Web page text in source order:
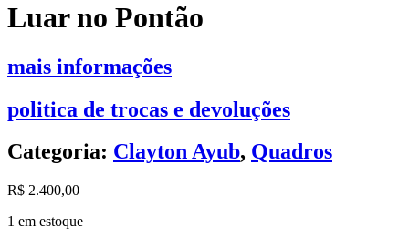
Luar no Pontão
mais informações
politica de trocas e devoluções
Categoria: Clayton Ayub, Quadros
R$ 2.400,00
1 em estoque